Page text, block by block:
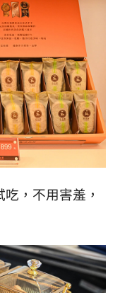
，不用害羞，